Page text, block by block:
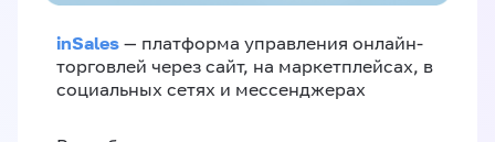
inSales — платформа управления онлайн-
торговлей через сайт, на маркетплейсах, в
социальных сетях и мессенджерах